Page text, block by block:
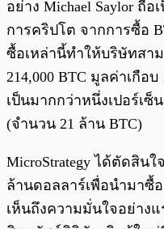
อย่าง Michael Saylor ถื
การคริปโต จากการซื้อ
ซื้อเหล่านี้ทำให้บริษัทสา
214,000 BTC มูลค่าเกื
เป็นมากกว่าหนึ่งเปอร์เ
(จำนวน 21 ล้าน BTC)
MicroStrategy ได้ตัดสินใ
ล้านดอลลาร์เพื่อนำมาซื้
เห็นถึงความมั่นใจอย่าง